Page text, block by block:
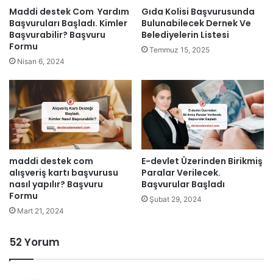
Maddi destek Com Yardım
Başvuruları Başladı. Kimler
Başvurabilir? Başvuru
Formu
Nisan 6, 2024
Gıda Kolisi Başvurusunda
Bulunabilecek Dernek Ve
Belediyelerin Listesi
Temmuz 15, 2025
maddi destek com
alışveriş kartı başvurusu
nasıl yapılır? Başvuru
Formu
Mart 21, 2024
E-devlet Üzerinden Birikmiş
Paralar Verilecek.
Başvurular Başladı
Şubat 29, 2024
52 Yorum